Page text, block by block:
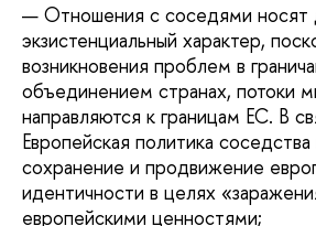
Отношения с соседями носят
экзистенциальный характер,
возникновения проблем в
объединением странах, потоки
направляются к границам ЕС. В
Европейская политика соседства
сохранение и продвижение
идентичности в целях
европейскими ценностями;